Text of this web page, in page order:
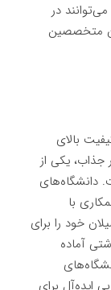
در
متخصصین
بالای
جذاب، یکی از
دانشگاه‌های
با
خود را برای
آماده
ایده‌آل برای